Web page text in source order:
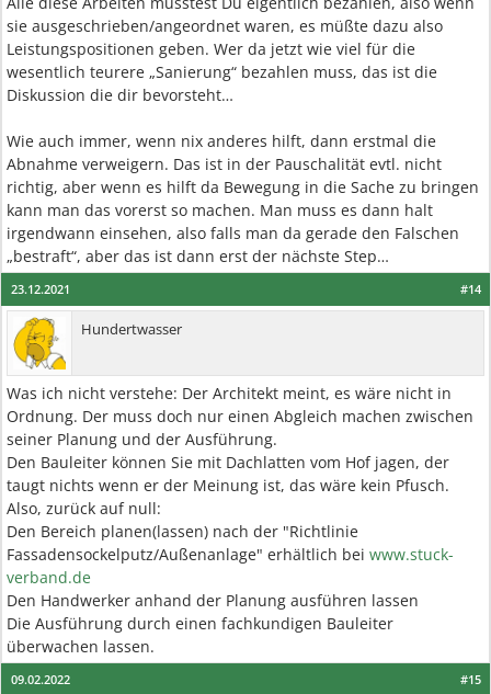
sie ausgeschrieben/angeordnet waren, es müßte dazu also
Leistungspositionen geben. Wer da jetzt wie viel für die
wesentlich teurere „Sanierung“ bezahlen muss, das ist die
Diskussion die dir bevorsteht…
Wie auch immer, wenn nix anderes hilft, dann erstmal die
Abnahme verweigern. Das ist in der Pauschalität evtl. nicht
richtig, aber wenn es hilft da Bewegung in die Sache zu bringen
kann man das vorerst so machen. Man muss es dann halt
irgendwann einsehen, also falls man da gerade den Falschen
„bestraft“, aber das ist dann erst der nächste Step…
#14
23.12.2021
Hundertwasser
Was ich nicht verstehe: Der Architekt meint, es wäre nicht in
Ordnung. Der muss doch nur einen Abgleich machen zwischen
seiner Planung und der Ausführung.
Den Bauleiter können Sie mit Dachlatten vom Hof jagen, der
taugt nichts wenn er der Meinung ist, das wäre kein Pfusch.
Also, zurück auf null:
Den Bereich planen(lassen) nach der "Richtlinie
Fassadensockelputz/Außenanlage" erhältlich bei www.stuck-
verband.de
Den Handwerker anhand der Planung ausführen lassen
Die Ausführung durch einen fachkundigen Bauleiter
überwachen lassen.
#15
09.02.2022